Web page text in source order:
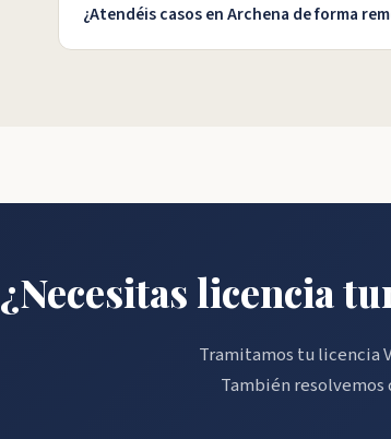
¿Atendéis casos en Archena de forma
¿Necesitas licencia
Tramitamos tu licencia
También resolvemos